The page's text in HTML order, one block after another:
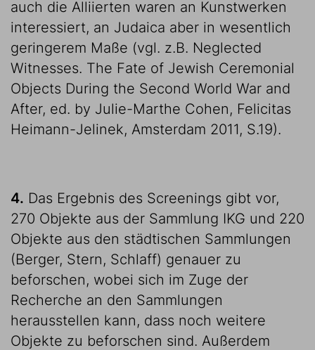
auch die Alliierten waren an Kunstwerken
interessiert, an Judaica aber in wesentlich
geringerem Maße (vgl. z.B. Neglected
Witnesses. The Fate of Jewish Ceremonial
Objects During the Second World War and
After, ed. by Julie-Marthe Cohen, Felicitas
Heimann-Jelinek, Amsterdam 2011, S.19).
4. Das Ergebnis des Screenings gibt vor,
270 Objekte aus der Sammlung IKG und 220
Objekte aus den städtischen Sammlungen
(Berger, Stern, Schlaff) genauer zu
beforschen, wobei sich im Zuge der
Recherche an den Sammlungen
herausstellen kann, dass noch weitere
Objekte zu beforschen sind. Außerdem